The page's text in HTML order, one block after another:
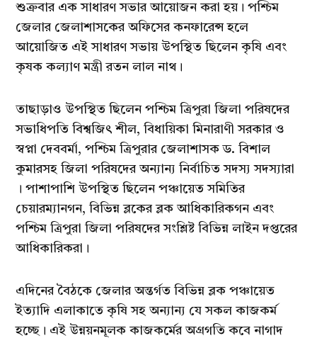
শুক্রবার এক সাধারণ সভার আয়োজন করা হয়। পশ্চিম
জেলার জেলাশাসকের অফিসের কনফারেন্স হলে
আয়োজিত এই সাধারণ সভায় উপস্থিত ছিলেন কৃষি এবং
কৃষক কল্যাণ মন্ত্রী রতন লাল নাথ।
তাছাড়াও উপস্থিত ছিলেন পশ্চিম ত্রিপুরা জিলা পরিষদের
সভাধিপতি বিশ্বজিৎ শীল, বিধায়িকা মিনারাণী সরকার ও
স্বপ্না দেববর্মা, পশ্চিম ত্রিপুরার জেলাশাসক ড. বিশাল
কুমারসহ জিলা পরিষদের অন্যান্য নির্বাচিত সদস্য সদস্যারা
। পাশাপাশি উপস্থিত ছিলেন পঞ্চায়েত সমিতির
চেয়ারম্যানগন, বিভিন্ন ব্লকের ব্লক আধিকারিকগন এবং
পশ্চিম ত্রিপুরা জিলা পরিষদের সংশ্লিষ্ট বিভিন্ন লাইন দপ্তরের
আধিকারিকরা।
এদিনের বৈঠকে জেলার অন্তর্গত বিভিন্ন ব্লক পঞ্চায়েত
ইত্যাদি এলাকাতে কৃষি সহ অন্যান্য যে সকল কাজকর্ম
হচ্ছে। এই উন্নয়নমূলক কাজকর্মের অগ্রগতি কবে নাগাদ